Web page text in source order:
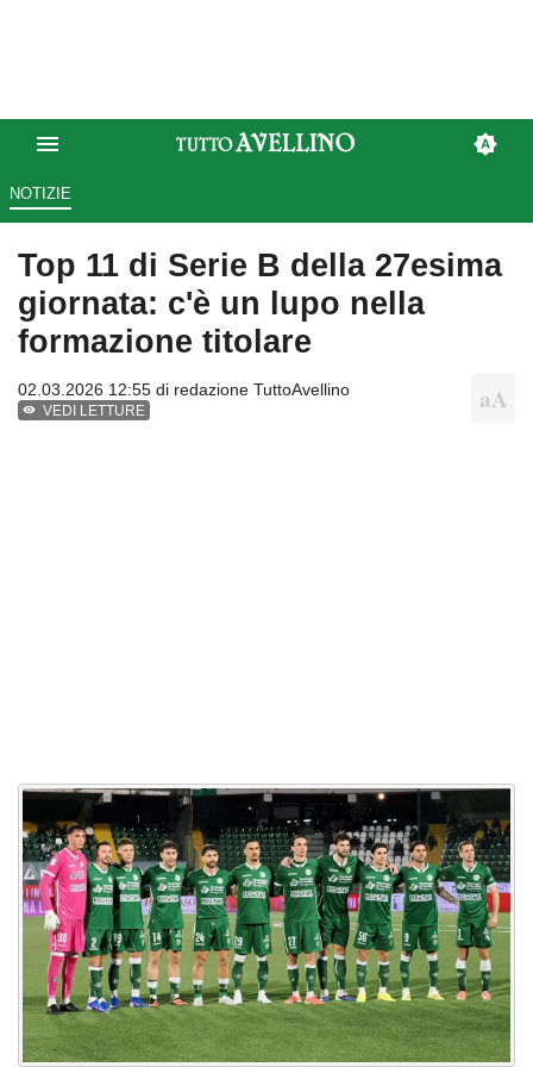
NOTIZIE
Top 11 di Serie B della 27esima
giornata: c'è un lupo nella
formazione titolare
02.03.2026 12:55 di redazione TuttoAvellino
VEDI LETTURE